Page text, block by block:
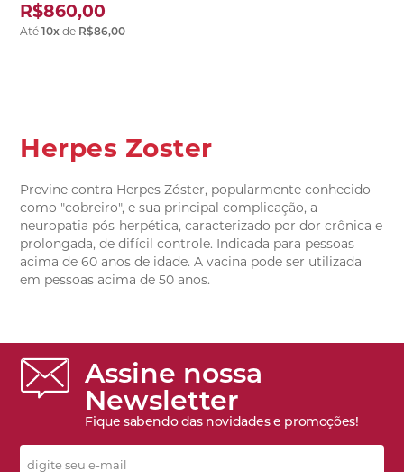
R$860,00
Até10x de R$86,00
Herpes Zoster
Previne contra Herpes Zóster, popularmente conhecido
como "cobreiro", e sua principal complicação, a
neuropatia pós-herpética, caracterizado por dor crônica e
prolongada, de difícil controle. Indicada para pessoas
acima de 60 anos de idade. A vacina pode ser utilizada
em pessoas acima de 50 anos.
Assine nossa
Newsletter
Fique sabendo das novidades e promoções!